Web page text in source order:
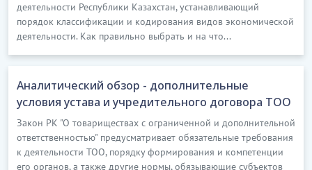
деятельности Республики Казахстан, устанавливающий
порядок классификации и кодирования видов экономической
деятельности. Как правильно выбрать и на что...
Аналитический обзор - дополнительные
условия устава и учредительного договора ТОО
Закон РК "О товариществах с ограниченной и дополнительной
ответственностью" предусматривает обязательные требования
к деятельности ТОО, порядку формирования и компетенции
его органов, а также другие нормы, обязывающие субъектов